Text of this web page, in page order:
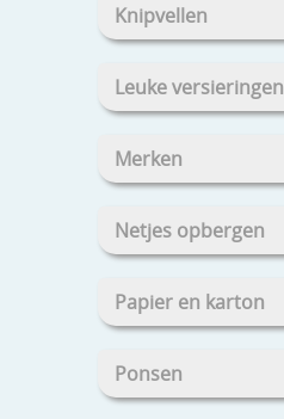
Knipvellen
Leuke versieringen
Merken
Netjes opbergen
Papier en karton
Ponsen